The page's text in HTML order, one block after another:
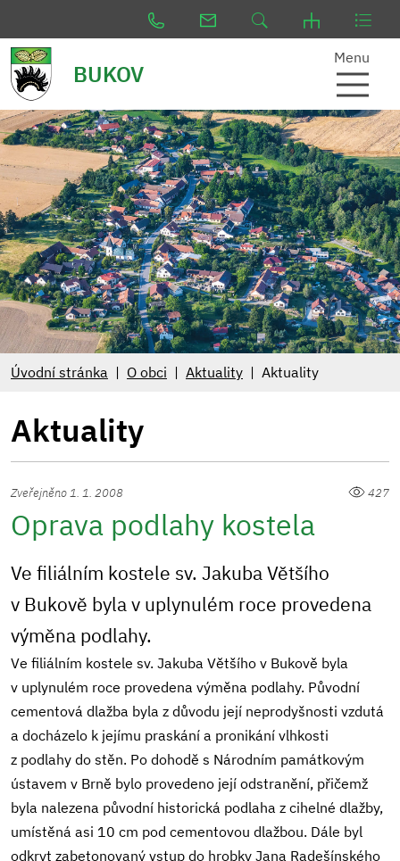
BUKOV
Menu
Úvodní stránka O obci Aktuality Aktuality
Aktuality
Zveřejněno 1. 1. 2008 427
Oprava podlahy kostela
Ve filiálním kostele sv. Jakuba Většího
v Bukově byla v uplynulém roce provedena
výměna podlahy.
Ve filiálním kostele sv. Jakuba Většího v Bukově byla
v uplynulém roce provedena výměna podlahy. Původní
cementová dlažba byla z důvodu její neprodyšnosti vzdutá
a docházelo k jejímu praskání a pronikání vlhkosti
z podlahy do stěn. Po dohodě s Národním památkovým
ústavem v Brně bylo provedeno její odstranění, přičemž
byla nalezena původní historická podlaha z cihelné dlažby,
umístěná asi 10 cm pod cementovou dlažbou. Dále byl
odkryt zabetonovaný vstup do hrobky Jana Radešínského